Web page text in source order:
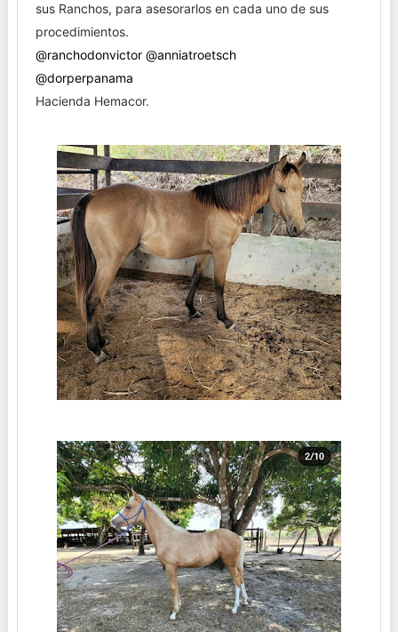
sus Ranchos, para asesorarlos en cada uno de sus
procedimientos.
@ranchodonvictor @anniatroetsch
@dorperpanama
Hacienda Hemacor.